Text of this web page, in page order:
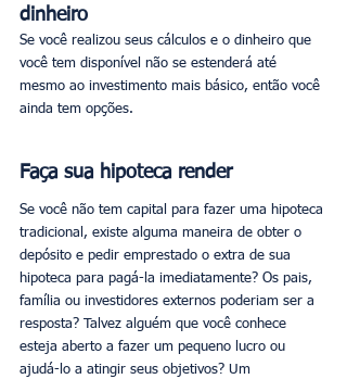
dinheiro
Se você realizou seus cálculos e o dinheiro que
você tem disponível não se estenderá até
mesmo ao investimento mais básico, então você
ainda tem opções.
Faça sua hipoteca render
Se você não tem capital para fazer uma hipoteca
tradicional, existe alguma maneira de obter o
depósito e pedir emprestado o extra de sua
hipoteca para pagá-la imediatamente? Os pais,
família ou investidores externos poderiam ser a
resposta? Talvez alguém que você conhece
esteja aberto a fazer um pequeno lucro ou
ajudá-lo a atingir seus objetivos? Um